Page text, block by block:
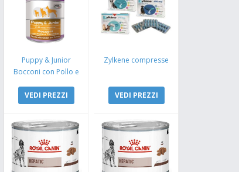
Puppy & Junior
Bocconi con Pollo e
VEDI PREZZI
Zylkene compresse
VEDI PREZZI